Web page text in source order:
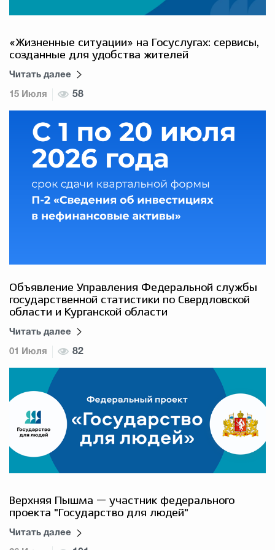
«Жизненные ситуации» на Госуслугах: сервисы,
созданные для удобства жителей
Читать далее
15 Июля 58
Объявление Управления Федеральной службы
государственной статистики по Свердловской
области и Курганской области
Читать далее
01 Июля 82
Верхняя Пышма — участник федерального
проекта "Государство для людей"
Читать далее